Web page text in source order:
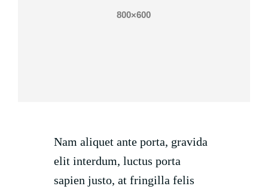
Nam aliquet ante porta, gravida
elit interdum, luctus porta
sapien justo, at fringilla felis